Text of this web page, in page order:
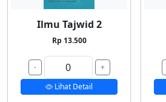
Ilmu Tajwid 2
Rp 13.500
-
+
Lihat Detail